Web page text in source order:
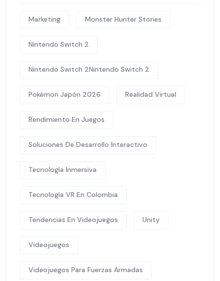
Marketing Monster Hunter Stories
Nintendo Switch 2
Nintendo Switch 2Nintendo Switch 2
Pokémon Japón 2026 Realidad Virtual
Rendimiento En Juegos
Soluciones De Desarrollo Interactivo
Tecnología Inmersiva
Tecnología VR En Colombia
Tendencias En Videojuegos Unity
Videojuegos
Videojuegos Para Fuerzas Armadas